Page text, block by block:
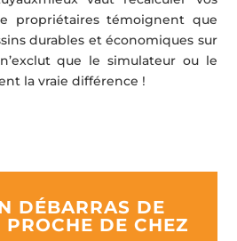
propriétaires témoignent que
durables et économiques sur
que le simulateur ou le
la vraie différence !
DÉBARRAS DE
DE CHEZ